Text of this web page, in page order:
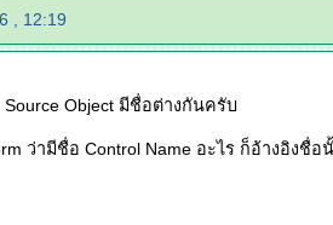
, 12:19
Source Object มีชื่อต่างกันครับ
ว่ามีชื่อ Control Name อะไร ก็อ้างอิงชื่อ